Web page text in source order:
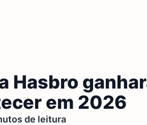
Hasbro
em 2026
de leitura